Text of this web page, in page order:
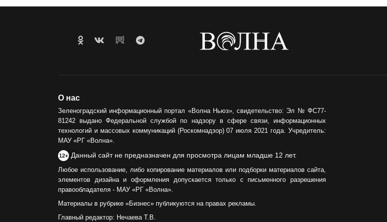
О нас
Зеленоградский информационный портал «Волна Ньюз», свидетельство: Эл № ФС77-
81242 выдано Федеральной службой по надзору в сфере связи, информационных
технологий и массовых коммуникаций (Роскомнадзор) 07 июля 2021 года. Учредитель:
МАУ «РГ «Волна».
12+ Данный сайт не предназначен для просмотра лицам младше 12 лет.
Любое использование, либо копирование материалов или подборки материалов сайта,
элементов дизайна и оформления допускается только с письменного разрешения
правообладателя - МАУ «РГ «Волна».
Материалы в рубрике «Бизнес» публикуются на правах рекламы.
Главный редактор: Нечаева Т.В.